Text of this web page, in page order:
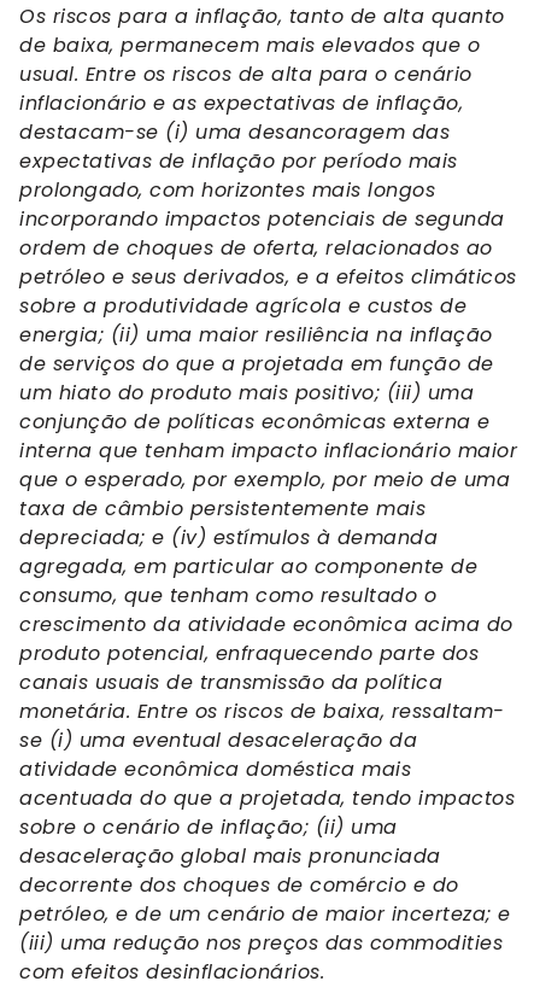
Os riscos para a inflação, tanto de alta quanto
de baixa, permanecem mais elevados que o
usual. Entre os riscos de alta para o cenário
inflacionário e as expectativas de inflação,
destacam-se (i) uma desancoragem das
expectativas de inflação por período mais
prolongado, com horizontes mais longos
incorporando impactos potenciais de segunda
ordem de choques de oferta, relacionados ao
petróleo e seus derivados, e a efeitos climáticos
sobre a produtividade agrícola e custos de
energia; (ii) uma maior resiliência na inflação
de serviços do que a projetada em função de
um hiato do produto mais positivo; (iii) uma
conjunção de políticas econômicas externa e
interna que tenham impacto inflacionário maior
que o esperado, por exemplo, por meio de uma
taxa de câmbio persistentemente mais
depreciada; e (iv) estímulos à demanda
agregada, em particular ao componente de
consumo, que tenham como resultado o
crescimento da atividade econômica acima do
produto potencial, enfraquecendo parte dos
canais usuais de transmissão da política
monetária. Entre os riscos de baixa, ressaltam-
se (i) uma eventual desaceleração da
atividade econômica doméstica mais
acentuada do que a projetada, tendo impactos
sobre o cenário de inflação; (ii) uma
desaceleração global mais pronunciada
decorrente dos choques de comércio e do
petróleo, e de um cenário de maior incerteza; e
(iii) uma redução nos preços das commodities
com efeitos desinflacionários.